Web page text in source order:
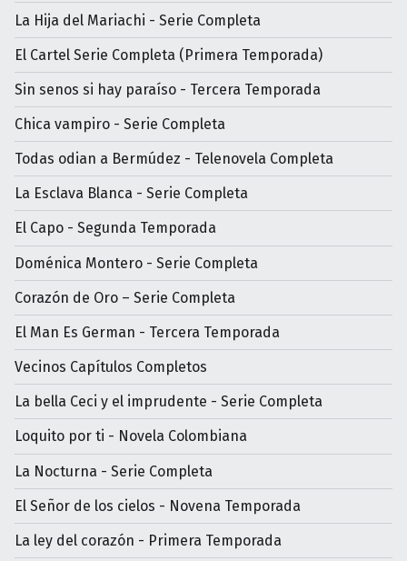
La Hija del Mariachi - Serie Completa
El Cartel Serie Completa (Primera Temporada)
Sin senos si hay paraíso - Tercera Temporada
Chica vampiro - Serie Completa
Todas odian a Bermúdez - Telenovela Completa
La Esclava Blanca - Serie Completa
El Capo - Segunda Temporada
Doménica Montero - Serie Completa
Corazón de Oro – Serie Completa
El Man Es German - Tercera Temporada
Vecinos Capítulos Completos
La bella Ceci y el imprudente - Serie Completa
Loquito por ti - Novela Colombiana
La Nocturna - Serie Completa
El Señor de los cielos - Novena Temporada
La ley del corazón - Primera Temporada